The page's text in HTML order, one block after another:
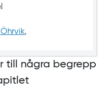
,
till några begrepp